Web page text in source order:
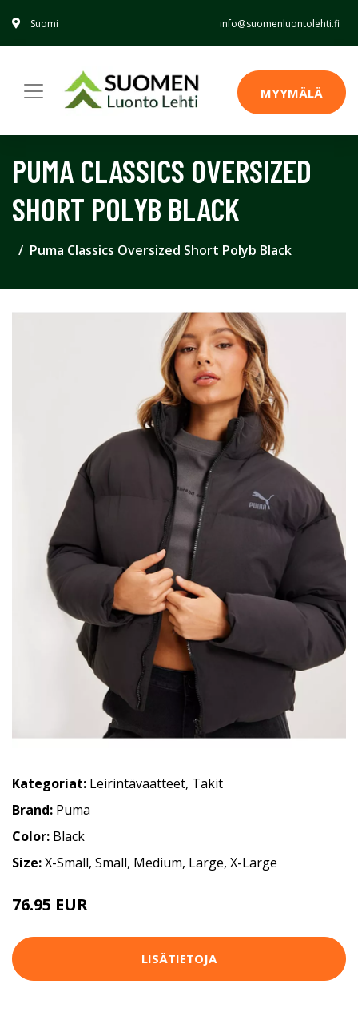
Suomi info@suomenluontolehti.fi
MYYMÄLÄ
PUMA CLASSICS OVERSIZED
SHORT POLYB BLACK
Puma Classics Oversized Short Polyb Black
Kategoriat: Leirintävaatteet, Takit
Brand: Puma
Color: Black
Size:X-Small, Small, Medium, Large, X-Large
76.95 EUR
LISÄTIETOJA